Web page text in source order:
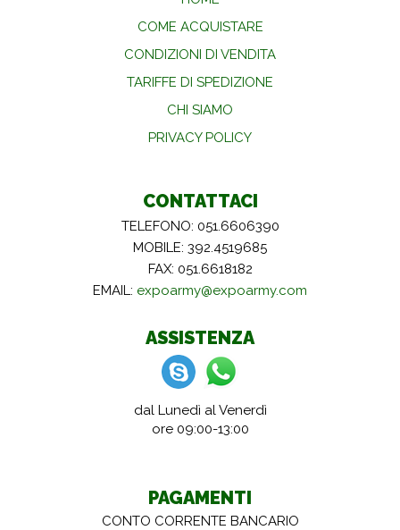
COME ACQUISTARE
CONDIZIONI DI VENDITA
TARIFFE DI SPEDIZIONE
CHI SIAMO
PRIVACY POLICY
CONTATTACI
TELEFONO: 051.6606390
MOBILE: 392.4519685
FAX: 051.6618182
EMAIL: expoarmy@expoarmy.com
ASSISTENZA
dal Lunedì al Venerdì
ore 09:00-13:00
PAGAMENTI
CONTO CORRENTE BANCARIO